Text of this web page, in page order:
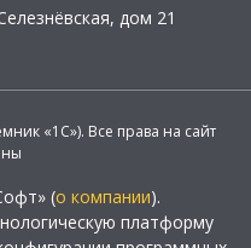
дом 21
«1С»). Все права на сайт
(о компании).
платформу